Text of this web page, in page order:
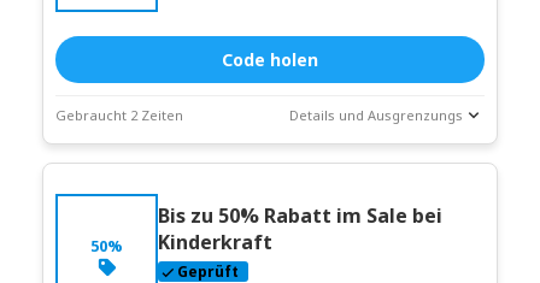
Code holen
Gebraucht 2 Zeiten Details und Ausgrenzungs
Deal-
Coupon-Beschreibung
50%
Bis zu 50% Rabatt im Sale bei
Kinderkraft
Geprüft